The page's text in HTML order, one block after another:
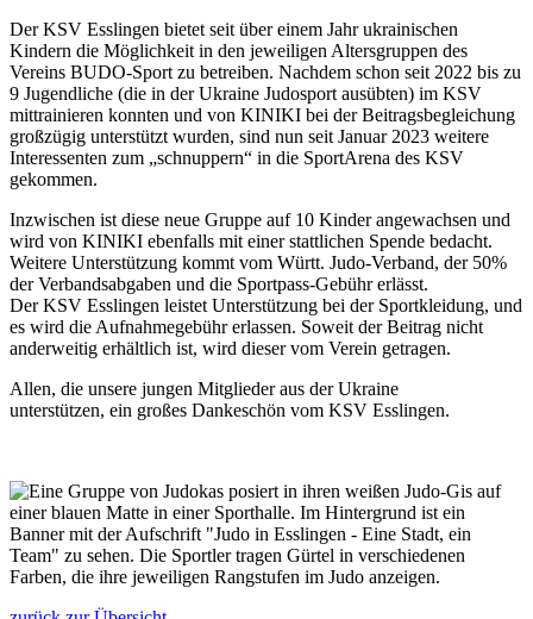
Der KSV Esslingen bietet seit über einem Jahr ukrainischen
Kindern die Möglichkeit in den jeweiligen Altersgruppen des
Vereins BUDO-Sport zu betreiben. Nachdem schon seit 2022 bis zu
9 Jugendliche (die in der Ukraine Judosport ausübten) im KSV
mittrainieren konnten und von KINIKI bei der Beitragsbegleichung
großzügig unterstützt wurden, sind nun seit Januar 2023 weitere
Interessenten zum „schnuppern“ in die SportArena des KSV
gekommen.
Inzwischen ist diese neue Gruppe auf 10 Kinder angewachsen und
wird von KINIKI ebenfalls mit einer stattlichen Spende bedacht.
Weitere Unterstützung kommt vom Württ. Judo-Verband, der 50%
der Verbandsabgaben und die Sportpass-Gebühr erlässt.
Der KSV Esslingen leistet Unterstützung bei der Sportkleidung, und
es wird die Aufnahmegebühr erlassen. Soweit der Beitrag nicht
anderweitig erhältlich ist, wird dieser vom Verein getragen.
Allen, die unsere jungen Mitglieder aus der Ukraine
unterstützen, ein großes Dankeschön vom KSV Esslingen.